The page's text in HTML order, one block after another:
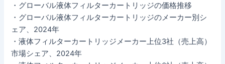
・グローバル液体フィルターカートリッジの価格推移
・グローバル液体フィルターカートリッジのメーカー別シ
ェア、2024年
・液体フィルターカートリッジメーカー上位3社（売上高）
市場シェア、2024年